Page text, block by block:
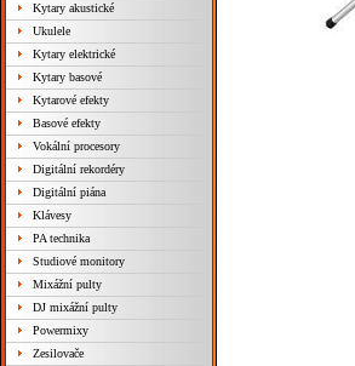
Kytary akustické
Ukulele
Kytary elektrické
Kytary basové
Kytarové efekty
Basové efekty
Vokální procesory
Digitální rekordéry
Digitální piána
Klávesy
PA technika
Studiové monitory
Mixážní pulty
DJ mixážní pulty
Powermixy
Zesilovače